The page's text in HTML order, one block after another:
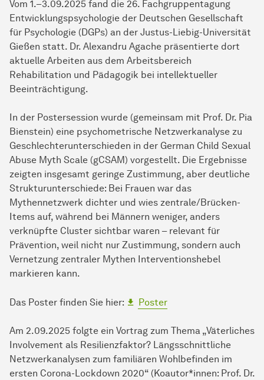
Vom 1.–3.09.2025 fand die 26. Fachgruppentagung
Entwicklungspsychologie der Deutschen Gesellschaft
für Psychologie (DGPs) an der Justus-Liebig-Universität
Gießen statt. Dr. Alexandru Agache präsentierte dort
aktuelle Arbeiten aus dem Arbeitsbereich
Rehabilitation und Pädagogik bei intellektueller
Beeinträchtigung.
In der Postersession wurde (gemeinsam mit Prof. Dr. Pia
Bienstein) eine psychometrische Netzwerkanalyse zu
Geschlechterunterschieden in der German Child Sexual
Abuse Myth Scale (gCSAM) vorgestellt. Die Ergebnisse
zeigten insgesamt geringe Zustimmung, aber deutliche
Strukturunterschiede: Bei Frauen war das
Mythennetzwerk dichter und wies zentrale/Brücken-
Items auf, während bei Männern weniger, anders
verknüpfte Cluster sichtbar waren – relevant für
Prävention, weil nicht nur Zustimmung, sondern auch
Vernetzung zentraler Mythen Interventionshebel
markieren kann.
Das Poster finden Sie hier: Poster
Am 2.09.2025 folgte ein Vortrag zum Thema „Väterliches
Involvement als Resilienzfaktor? Längsschnittliche
Netzwerkanalysen zum familiären Wohlbefinden im
ersten Corona-Lockdown 2020“ (Koautor*innen: Prof. Dr.